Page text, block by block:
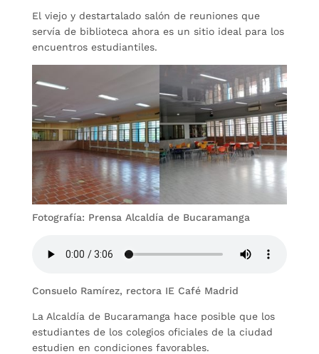
El viejo y destartalado salón de reuniones que
servía de biblioteca ahora es un sitio ideal para los
encuentros estudiantiles.
Fotografía: Prensa Alcaldía de Bucaramanga
Consuelo Ramírez, rectora IE Café Madrid
La Alcaldía de Bucaramanga hace posible que los
estudiantes de los colegios oficiales de la ciudad
estudien en condiciones favorables.